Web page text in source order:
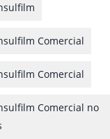
Comercial
Comercial
Comercial no